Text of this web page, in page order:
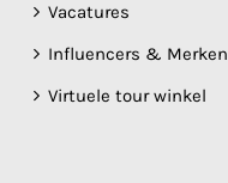
Vacatures
Influencers & Merken
Virtuele tour winkel